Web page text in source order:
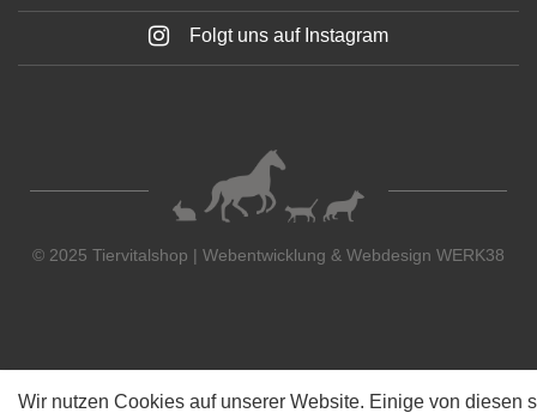
Folgt uns auf Instagram
© 2025 Tiervitalshop | Webentwicklung & Webdesign WERK38
Wir nutzen Cookies auf unserer Website. Einige von diesen